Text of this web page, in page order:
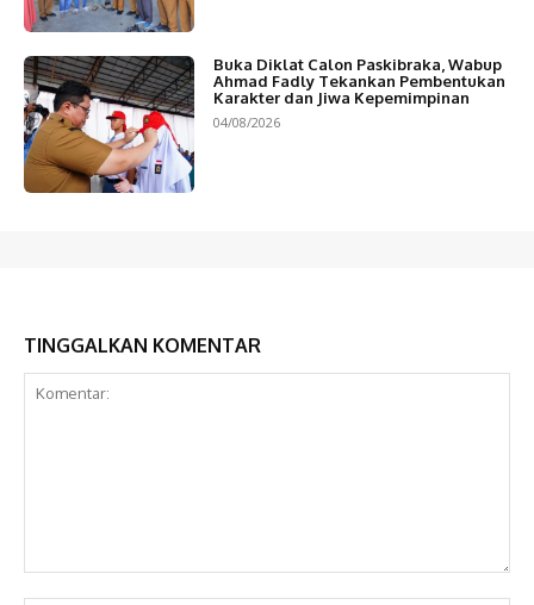
Buka Diklat Calon Paskibraka, Wabup
Ahmad Fadly Tekankan Pembentukan
Karakter dan Jiwa Kepemimpinan
04/08/2026
TINGGALKAN KOMENTAR